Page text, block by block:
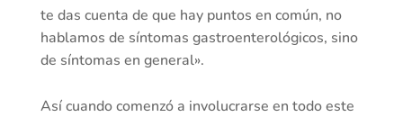
te das cuenta de que hay puntos en común, no
hablamos de síntomas gastroenterológicos, sino
de síntomas en general».
Así cuando comenzó a involucrarse en todo este